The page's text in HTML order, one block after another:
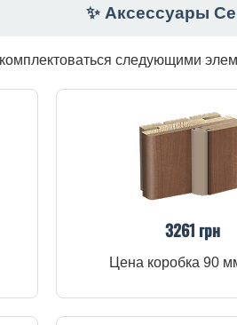
✨ Аксессуары
следующими
3261 грн
Цена коробка 90